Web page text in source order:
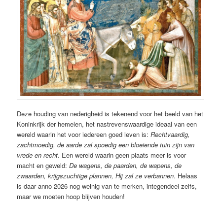
Deze houding van nederigheid is tekenend voor het beeld van het
Koninkrijk der hemelen, het nastrevenswaardige ideaal van een
wereld waarin het voor iedereen goed leven is:Rechtvaardig,
zachtmoedig, de aarde zal spoedig een bloeiende tuin zijn van
vrede en recht. Een wereld waarin geen plaats meer is voor
macht en geweld:De wagens, de paarden, de wapens, de
zwaarden, krijgszuchtige plannen, Hij zal ze verbannen. Helaas
is daar anno 2026 nog weinig van te merken, integendeel zelfs,
maar we moeten hoop blijven houden!